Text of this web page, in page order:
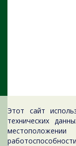
Этот сайт
технических